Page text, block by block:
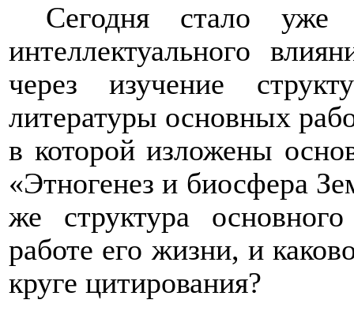
Сегодня стало уже
интеллектуального
через изучение
литературы основных
в которой изложены
«Этногенез и биосфера
же структура
работе его жизни, и
круге цитирования?